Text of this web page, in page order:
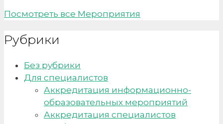
Посмотреть все Мероприятия
Рубрики
Без рубрики
Для специалистов
Аккредитация информационно-
образовательных мероприятий
Аккредитация специалистов